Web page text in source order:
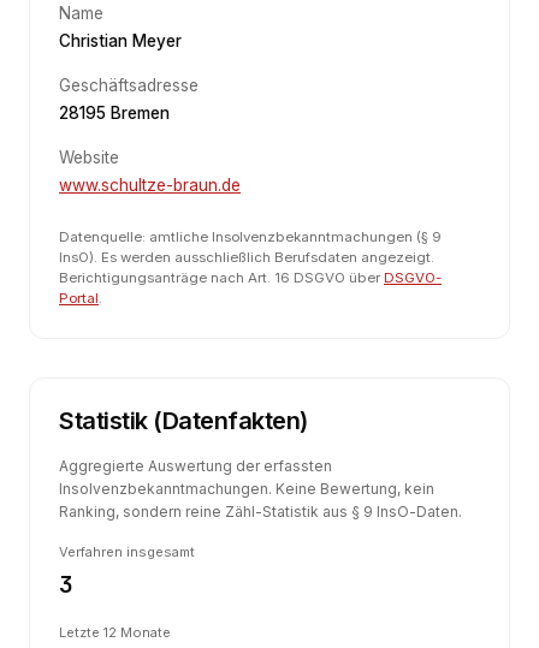
Name
Christian Meyer
Geschäftsadresse
28195 Bremen
Website
www.schultze-braun.de
Datenquelle: amtliche Insolvenzbekanntmachungen (§ 9
InsO). Es werden ausschließlich Berufsdaten angezeigt.
Berichtigungsanträge nach Art. 16 DSGVO über DSGVO-
Portal.
Statistik (Datenfakten)
Aggregierte Auswertung der erfassten
Insolvenzbekanntmachungen. Keine Bewertung, kein
Ranking, sondern reine Zähl-Statistik aus § 9 InsO-Daten.
Verfahren insgesamt
3
Letzte 12 Monate